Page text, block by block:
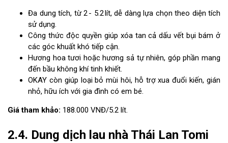
Đa dung tích, từ 2 - 5.2 lít, dễ dàng lựa chọn theo diện tích
sử dụng.
Công thức độc quyền giúp xóa tan cả dấu vết bụi bám ở
các góc khuất khó tiếp cận.
Hương hoa tươi hoặc hương sả tự nhiên, góp phần mang
đến bầu không khí tinh khiết.
OKAY còn giúp loại bỏ mùi hôi, hỗ trợ xua đuổi kiến, gián
nhỏ, hữu ích với gia đình có em bé.
Giá tham khảo: 188.000 VNĐ/5.2 lít.
2.4. Dung dịch lau nhà Thái Lan Tomi